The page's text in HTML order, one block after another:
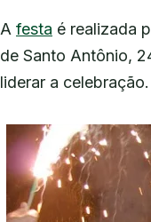
A festa é realizada
de Santo Antônio,
liderar a celebração.